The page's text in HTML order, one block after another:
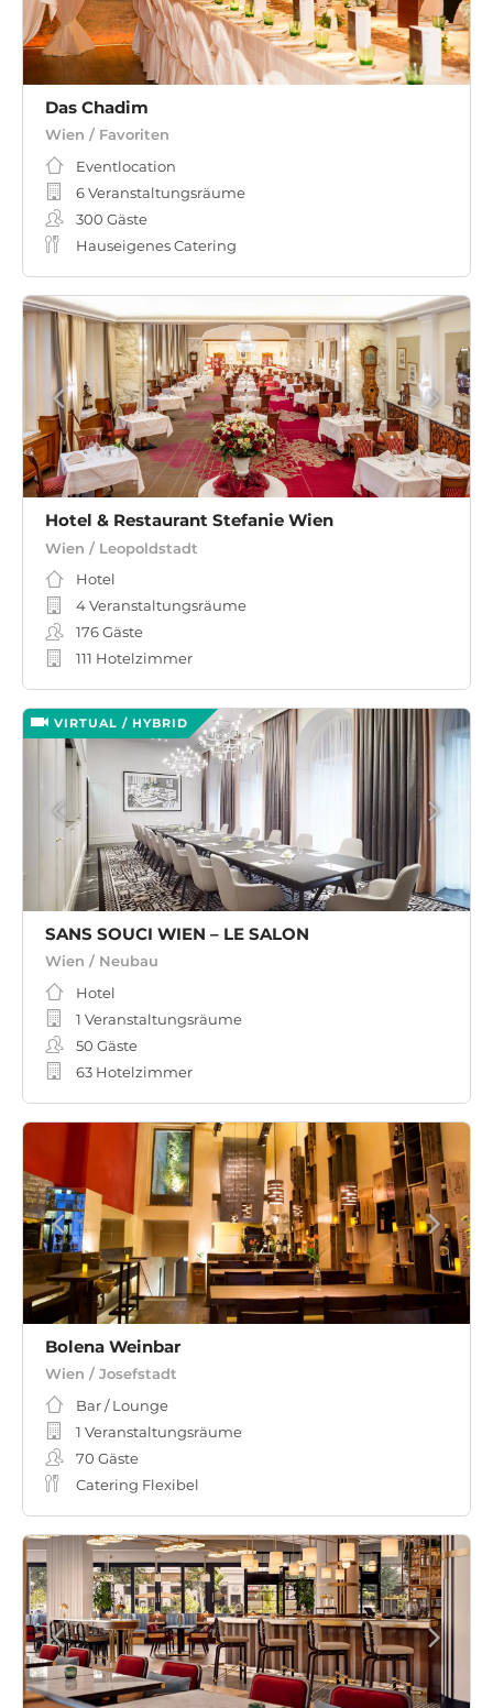
Das Chadim
Wien / Favoriten
Eventlocation
6 Veranstaltungsräume
300 Gäste
Hauseigenes Catering
Hotel & Restaurant Stefanie Wien
Wien / Leopoldstadt
Hotel
4 Veranstaltungsräume
176Gäste
111 Hotelzimmer
VIRTUAL / HYBRID
SANS SOUCI WIEN – LE SALON
Wien / Neubau
Hotel
1 Veranstaltungsräume
50 Gäste
63 Hotelzimmer
Bolena Weinbar
Wien / Josefstadt
Bar / Lounge
1 Veranstaltungsräume
70 Gäste
Catering Flexibel